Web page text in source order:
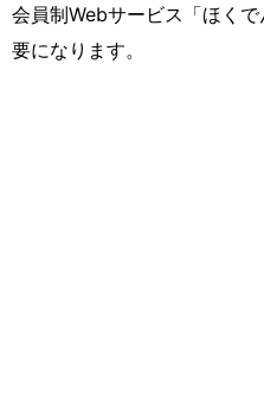
会員制Webサービス「ほく
要になります。